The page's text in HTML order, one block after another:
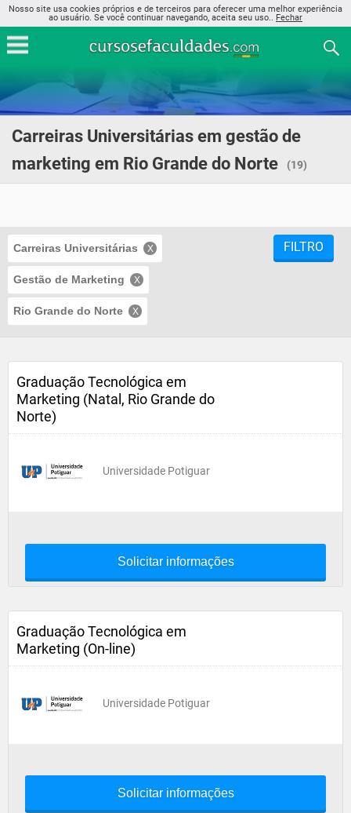
Nosso site usa cookies próprios e de terceiros para oferecer uma melhor experiência
ao usuário. Se você continuar navegando, aceita seu uso.. Fechar
Carreiras Universitárias em gestão de
marketing em Rio Grande do Norte
(19)
Carreiras Universitárias
Gestão de Marketing
Rio Grande do Norte
FILTRO
Graduação Tecnológica em
Marketing (Natal, Rio Grande do
Norte)
Universidade Potiguar
Solicitar informações
Graduação Tecnológica em
Marketing (On-line)
Universidade Potiguar
Solicitar informações